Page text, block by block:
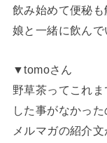
飲み始めて便秘も
娘と一緒に飲んで
▼tomoさん
野草茶ってこれ
した事がなかった
メルマガの紹介